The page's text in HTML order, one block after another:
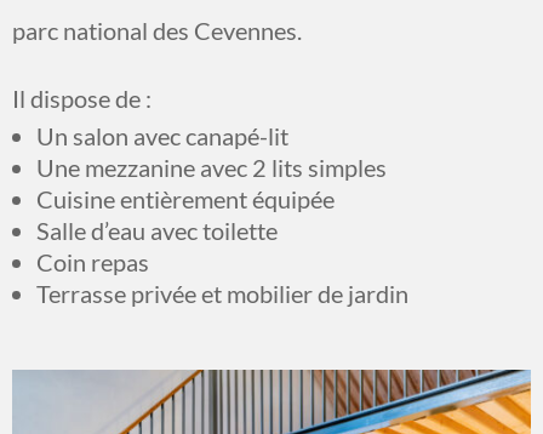
parc national des Cevennes.
Il dispose de :
Un salon avec canapé-lit
Une mezzanine avec 2 lits simples
Cuisine entièrement équipée
Salle d’eau avec toilette
Coin repas
Terrasse privée et mobilier de jardin